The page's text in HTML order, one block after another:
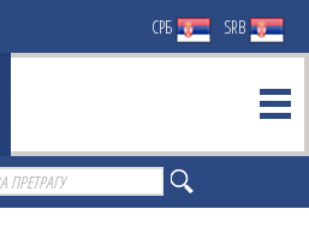
СРБ SRB